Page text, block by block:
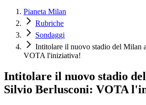
Pianeta Milan
Rubriche
Sondaggi
Intitolare il nuovo stadio del Milan
VOTA l'iniziativa!
Intitolare il nuovo stadio
Silvio Berlusconi: VOTA